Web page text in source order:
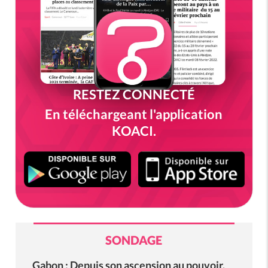
RESTEZ CONNECTÉ
En téléchargeant l'application
KOACI.
SONDAGE
Gabon : Depuis son ascension au pouvoir,